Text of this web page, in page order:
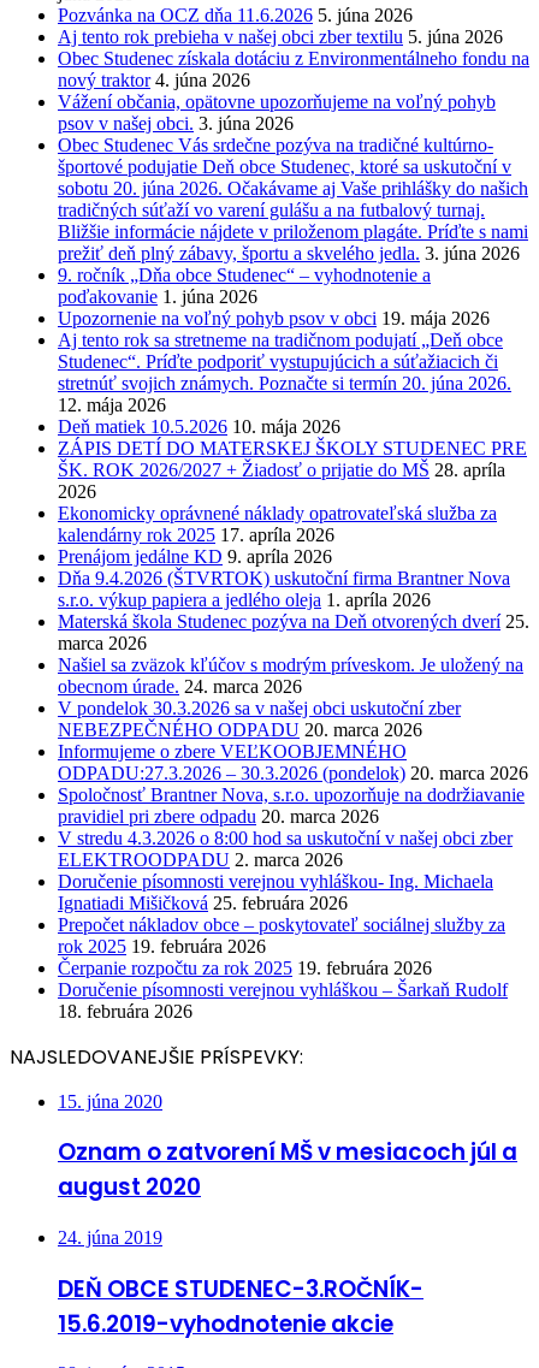
Pozvánka na OCZ dňa 11.6.2026 5. júna 2026
Aj tento rok prebieha v našej obci zber textilu 5. júna 2026
Obec Studenec získala dotáciu z Environmentálneho fondu na
nový traktor 4. júna 2026
Vážení občania, opätovne upozorňujeme na voľný pohyb
psov v našej obci. 3. júna 2026
Obec Studenec Vás srdečne pozýva na tradičné kultúrno-
športové podujatie Deň obce Studenec, ktoré sa uskutoční v
sobotu 20. júna 2026. Očakávame aj Vaše prihlášky do našich
tradičných súťaží vo varení gulášu a na futbalový turnaj.
Bližšie informácie nájdete v priloženom plagáte. Príďte s nami
prežiť deň plný zábavy, športu a skvelého jedla. 3. júna 2026
9. ročník „Dňa obce Studenec“ – vyhodnotenie a
poďakovanie 1. júna 2026
Upozornenie na voľný pohyb psov v obci 19. mája 2026
Aj tento rok sa stretneme na tradičnom podujatí „Deň obce
Studenec“. Príďte podporiť vystupujúcich a súťažiacich či
stretnúť svojich známych. Poznačte si termín 20. júna 2026.
12. mája 2026
Deň matiek 10.5.2026 10. mája 2026
ZÁPIS DETÍ DO MATERSKEJ ŠKOLY STUDENEC PRE
ŠK. ROK 2026/2027 + Žiadosť o prijatie do MŠ 28. apríla
2026
Ekonomicky oprávnené náklady opatrovateľská služba za
kalendárny rok 2025 17. apríla 2026
Prenájom jedálne KD 9. apríla 2026
Dňa 9.4.2026 (ŠTVRTOK) uskutoční firma Brantner Nova
s.r.o. výkup papiera a jedlého oleja 1. apríla 2026
Materská škola Studenec pozýva na Deň otvorených dverí 25.
marca 2026
Našiel sa zväzok kľúčov s modrým príveskom. Je uložený na
obecnom úrade. 24. marca 2026
V pondelok 30.3.2026 sa v našej obci uskutoční zber
NEBEZPEČNÉHO ODPADU 20. marca 2026
Informujeme o zbere VEĽKOOBJEMNÉHO
ODPADU:27.3.2026 – 30.3.2026 (pondelok) 20. marca 2026
Spoločnosť Brantner Nova, s.r.o. upozorňuje na dodržiavanie
pravidiel pri zbere odpadu 20. marca 2026
V stredu 4.3.2026 o 8:00 hod sa uskutoční v našej obci zber
ELEKTROODPADU 2. marca 2026
Doručenie písomnosti verejnou vyhláškou- Ing. Michaela
Ignatiadi Mišičková 25. februára 2026
Prepočet nákladov obce – poskytovateľ sociálnej služby za
rok 2025 19. februára 2026
Čerpanie rozpočtu za rok 2025 19. februára 2026
Doručenie písomnosti verejnou vyhláškou – Šarkaň Rudolf
18. februára 2026
NAJSLEDOVANEJŠIE PRÍSPEVKY:
15. júna 2020
Oznam o zatvorení MŠ v mesiacoch júl a
august 2020
24. júna 2019
DEŇ OBCE STUDENEC-3.ROČNÍK-
15.6.2019-vyhodnotenie akcie